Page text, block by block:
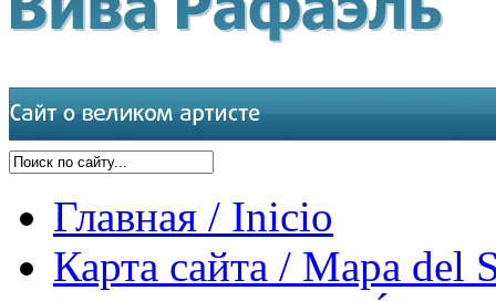
Главная / Inicio
Карта сайта / Mapa del